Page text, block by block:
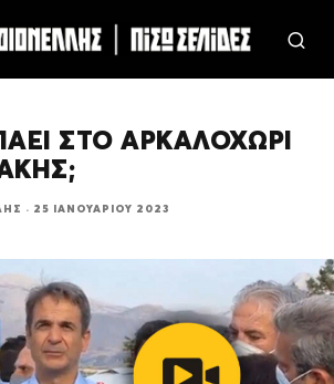
ΣΤΟ ΑΡΚΑΛΟΧΩΡΙ
· 25 ΙΑΝΟΥΑΡΊΟΥ 2023